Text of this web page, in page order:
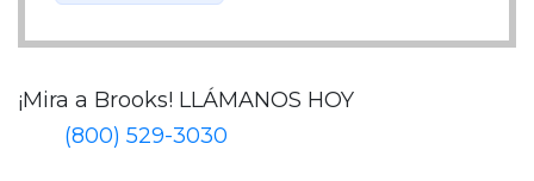
¡Mira a Brooks! LLÁMANOS HOY
(800) 529-3030